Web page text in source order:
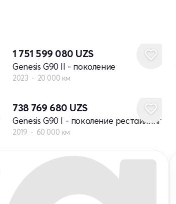
1 751 599 080 UZS
Genesis G90 II - поколение
2023 20 000 км
738 769 680 UZS
Genesis G90 I - поколение рестайлинг
2019 60 000 км